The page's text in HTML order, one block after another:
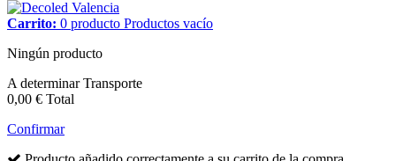
Carrito: 0 producto Productos vacío
Ningún producto
A determinarTransporte
0,00 € Total
Confirmar